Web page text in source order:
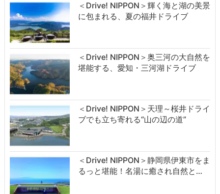
＜Drive! NIPPON＞輝く海と湖の美景
に包まれる、夏の福井ドライブ
＜Drive! NIPPON＞奥三河の大自然を
堪能する、愛知・三河湖ドライブ
＜Drive! NIPPON＞天理～桜井ドライ
ブでも立ち寄れる“山の辺の道”
＜Drive! NIPPON＞静岡県伊東市をま
るっと堪能！名湯に癒され自然と…